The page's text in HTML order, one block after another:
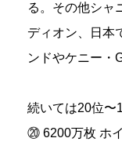
る。その他シャ
ディオン、日本
ンドやケニー・
続いては20位〜
⑳ 6200万枚 ホ